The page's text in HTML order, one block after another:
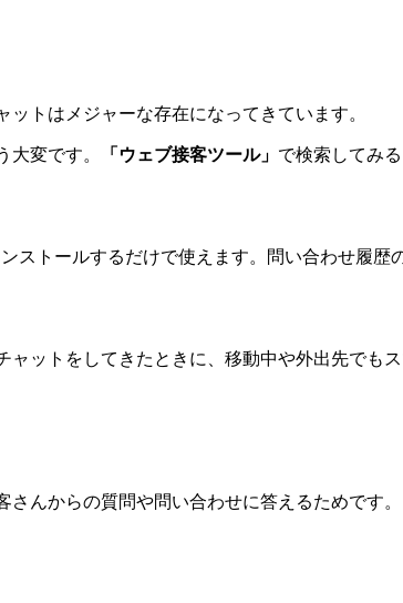
トはメジャーな存在になってきています。
変です。 「ウェブ接客ツール」 で検索してみ
トールするだけで使えます。問い合わせ履歴
ットをしてきたときに、移動中や外出先でも
んからの質問や問い合わせに答えるためです。